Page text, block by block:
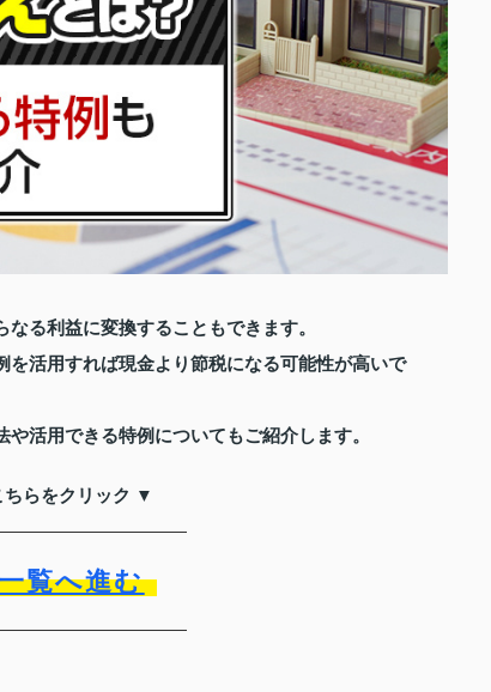
る利益に変換することもできます。
活用すれば現金より節税になる可能性が高いで
活用できる特例についてもご紹介します。
らをクリック ▼
覧へ進む